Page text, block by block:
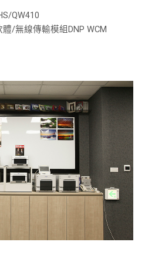
QW410
/無線傳輸模組DNP WCM